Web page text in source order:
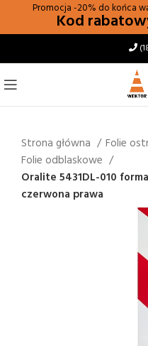
Promocja -20% do końca
Kod
Strona główna
Folie
Folie odblaskowe
Oralite 5431DL-010
czerwona prawa